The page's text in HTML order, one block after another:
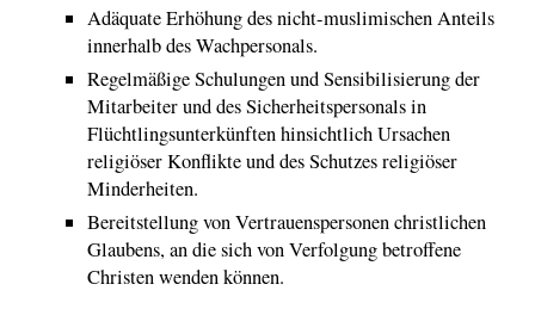
Adäquate Erhöhung des nicht-muslimischen Anteils
innerhalb des Wachpersonals.
Regelmäßige Schulungen und Sensibilisierung der
Mitarbeiter und des Sicherheitspersonals in
Flüchtlingsunterkünften hinsichtlich Ursachen
religiöser Konflikte und des Schutzes religiöser
Minderheiten.
Bereitstellung von Vertrauenspersonen christlichen
Glaubens, an die sich von Verfolgung betroffene
Christen wenden können.